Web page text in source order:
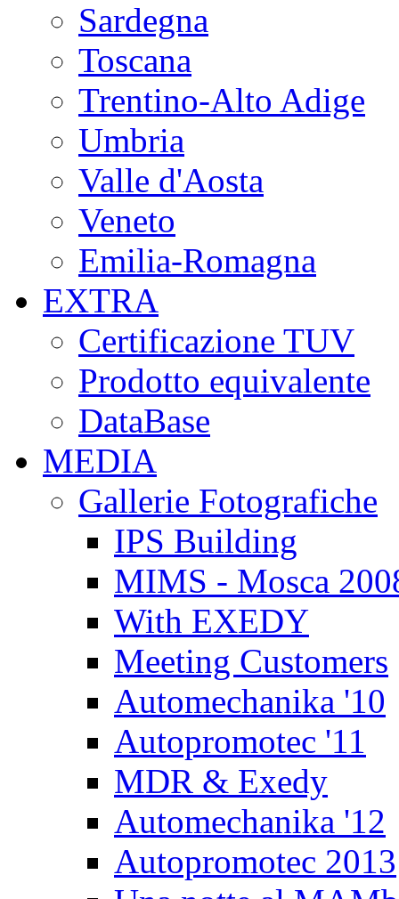
Sardegna
Toscana
Trentino-Alto Adige
Umbria
Valle d'Aosta
Veneto
Emilia-Romagna
EXTRA
Certificazione TUV
Prodotto equivalente
DataBase
MEDIA
Gallerie Fotografiche
IPS Building
MIMS - Mosca
With EXEDY
Meeting Customers
Automechanika '10
Autopromotec '11
MDR & Exedy
Automechanika '12
Autopromotec 2013